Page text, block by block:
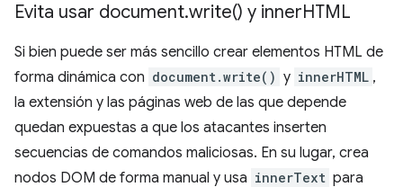
Evita usar document.write() y innerHTML
Si bien puede ser más sencillo crear elementos HTML de
forma dinámica con document.write() y innerHTML ,
la extensión y las páginas web de las que depende
quedan expuestas a que los atacantes inserten
secuencias de comandos maliciosas. En su lugar, crea
nodos DOM de forma manual y usa innerText para